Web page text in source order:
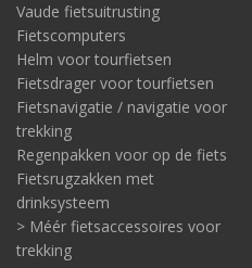
Vaude fietsuitrusting
Fietscomputers
Helm voor tourfietsen
Fietsdrager voor tourfietsen
Fietsnavigatie / navigatie voor
trekking
Regenpakken voor op de fiets
Fietsrugzakken met
drinksysteem
> Méér fietsaccessoires voor
trekking